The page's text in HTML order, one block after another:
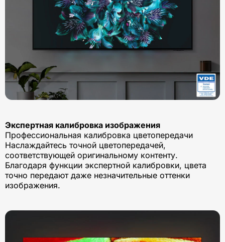
Экспертная калибровка изображения
Профессиональная калибровка цветопередачи
Наслаждайтесь точной цветопередачей,
соответствующей оригинальному контенту.
Благодаря функции экспертной калибровки, цвета
точно передают даже незначительные оттенки
изображения.